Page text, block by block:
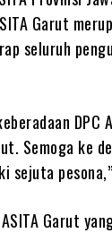
Garut
seluruh
Semoga ke
sejuta
Garut